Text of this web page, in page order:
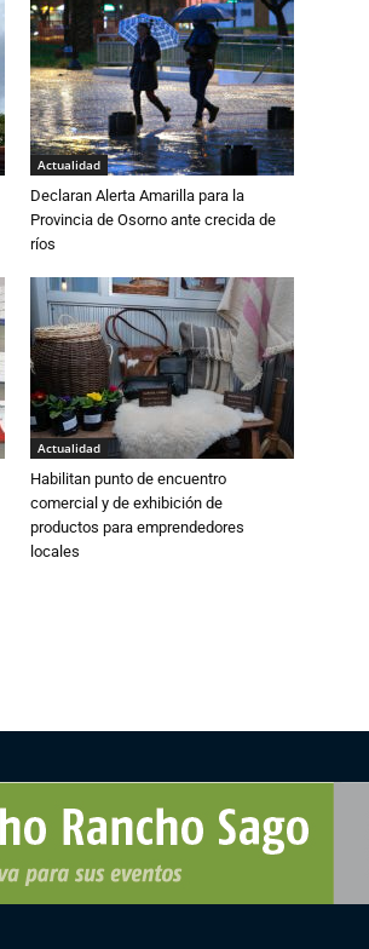
Actualidad
Declaran Alerta Amarilla para la
Provincia de Osorno ante crecida de
ríos
Actualidad
Habilitan punto de encuentro
comercial y de exhibición de
productos para emprendedores
locales